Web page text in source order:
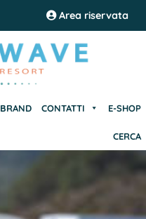
Area riservata
BRAND CONTATTI E-SHOP
CERCA